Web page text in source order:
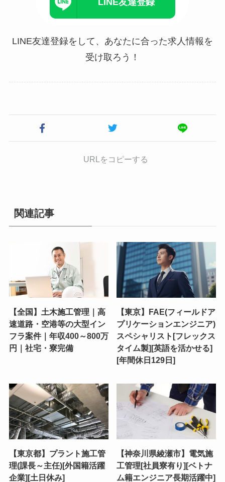
LINE友達登録
LINE友達登録をして、あなたに合った求人情報を
受け取ろう！
URLをコピーする
関連記事
【全国】土木施工管理｜高
速道路・空港等の大型イン
フラ案件｜年収400～800万
円｜社宅・寮完備
【東京】FAE(フィールドア
プリケーションエンジニア)
スペシャリスト[フレックス
タイム製][英語を活かせる]
[年間休日129日]
【東京都】プラント施工管
理(課長～主任)[外国籍活躍
企業][土日休み]
【神奈川県綾瀬市】電気施
工管理[社員寮有り][ベトナ
ム籍エンジニア長期活躍中]